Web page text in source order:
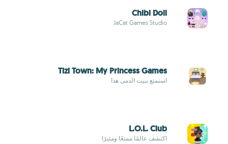
Chibi Doll
JaCat Games Studio
Tizi Town: My Princess Games
استمتع ببيت الدمى هذا
L.O.L. Club
اكتشف عالمًا ممتعًا ومثيرًا